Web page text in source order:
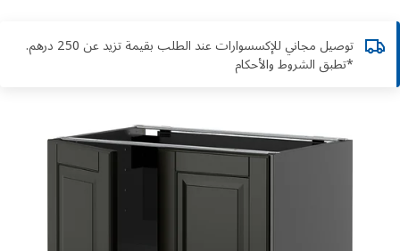
توصيل مجاني للإكسسوارات عند الطلب بقيمة تزيد عن 250 درهم.
*تطبق الشروط والأحكام